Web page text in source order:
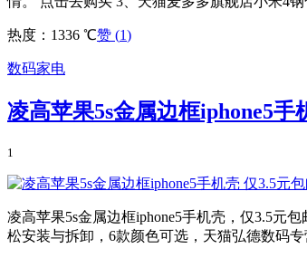
热度：1336 ℃赞 (1)
数码家电
凌高苹果5s金属边框iphone5手
1
凌高苹果5s金属边框iphone5手机壳，仅3.5元
松安装与拆卸，6款颜色可选，天猫弘德数码